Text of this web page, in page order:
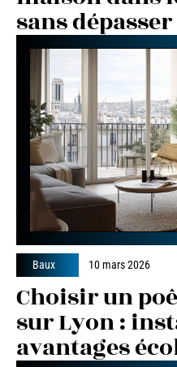
sans
Baux 10 mars 2026
Choisir un
sur Lyon :
avantages